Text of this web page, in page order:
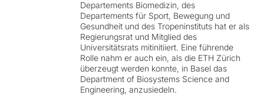
Departements Biomedizin, des
Departements für Sport, Bewegung und
Gesundheit und des Tropeninstituts hat er als
Regierungsrat und Mitglied des
Universitätsrats mitinitiiert. Eine führende
Rolle nahm er auch ein, als die ETH Zürich
überzeugt werden konnte, in Basel das
Department of Biosystems Science and
Engineering, anzusiedeln.